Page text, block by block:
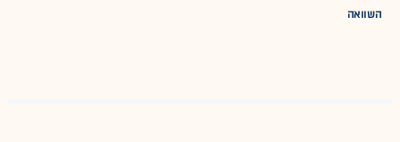
השוואה